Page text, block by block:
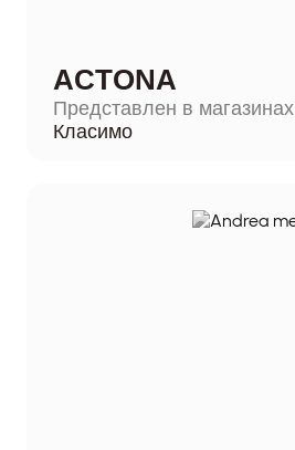
ACTONA
Представлен в магазинах
Класимо